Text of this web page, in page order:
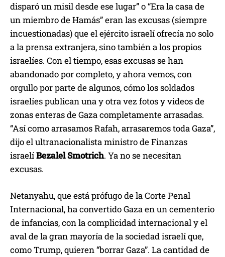
disparó un misil desde ese lugar” o “Era la casa de
un miembro de Hamás” eran las excusas (siempre
incuestionadas) que el ejército israelí ofrecía no solo
a la prensa extranjera, sino también a los propios
israelíes. Con el tiempo, esas excusas se han
abandonado por completo, y ahora vemos, con
orgullo por parte de algunos, cómo los soldados
israelíes publican una y otra vez fotos y videos de
zonas enteras de Gaza completamente arrasadas.
“Así como arrasamos Rafah, arrasaremos toda Gaza”,
dijo el ultranacionalista ministro de Finanzas
israelíBezalel Smotrich. Ya no se necesitan
excusas.
Netanyahu, que está prófugo de la Corte Penal
Internacional, ha convertido Gaza en un cementerio
de infancias, con la complicidad internacional y el
aval de la gran mayoría de la sociedad israelí que,
como Trump, quieren “borrar Gaza”. La cantidad de